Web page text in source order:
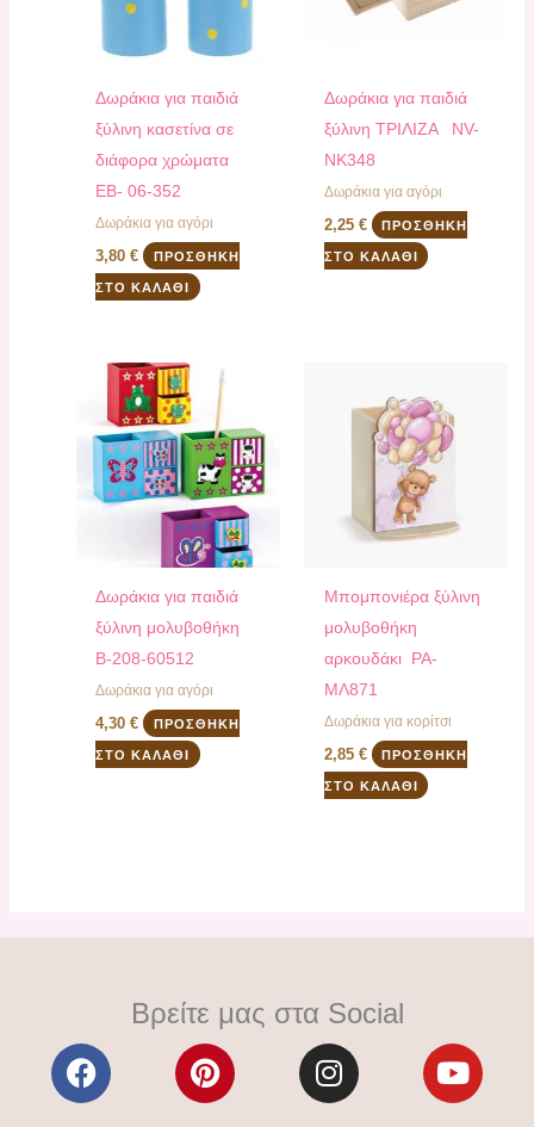
Δωράκια για παιδιά
ξύλινη κασετίνα σε
διάφορα χρώματα
ΕΒ- 06-352
Δωράκια για αγόρι
3,80€ ΠΡΟΣΘΉΚΗ
ΣΤΟ ΚΑΛΆΘΙ
Δωράκια για παιδιά
ξύλινη ΤΡΙΛΙΖΑ NV-
NK348
Δωράκια για αγόρι
2,25 € ΠΡΟΣΘΉΚΗ
ΣΤΟ ΚΑΛΆΘΙ
Δωράκια για παιδιά
ξύλινη μολυβοθήκη
Β-208-60512
Δωράκια για αγόρι
4,30€ ΠΡΟΣΘΉΚΗ
ΣΤΟ ΚΑΛΆΘΙ
Μπομπονιέρα ξύλινη
μολυβοθήκη
αρκουδάκι PA-
ΜΛ871
Δωράκια για κορίτσι
2,85 € ΠΡΟΣΘΉΚΗ
ΣΤΟ ΚΑΛΆΘΙ
Βρείτε μας στα Social
F
a
P
i
I
n
Y
o